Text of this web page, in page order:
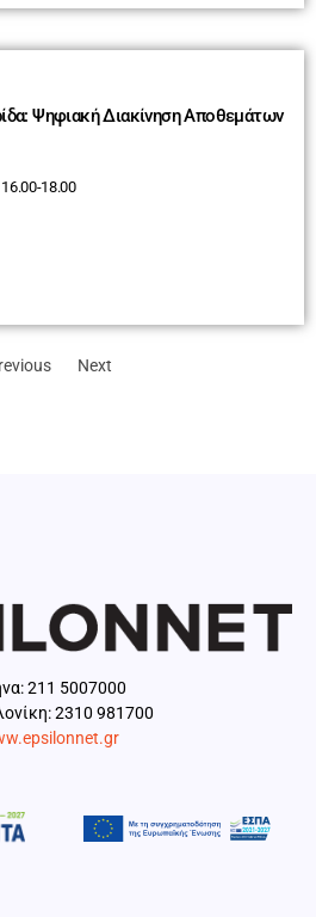
Ψηφιακή Διακίνηση Αποθεμάτων
18.00
Next
211 5007000
2310 981700